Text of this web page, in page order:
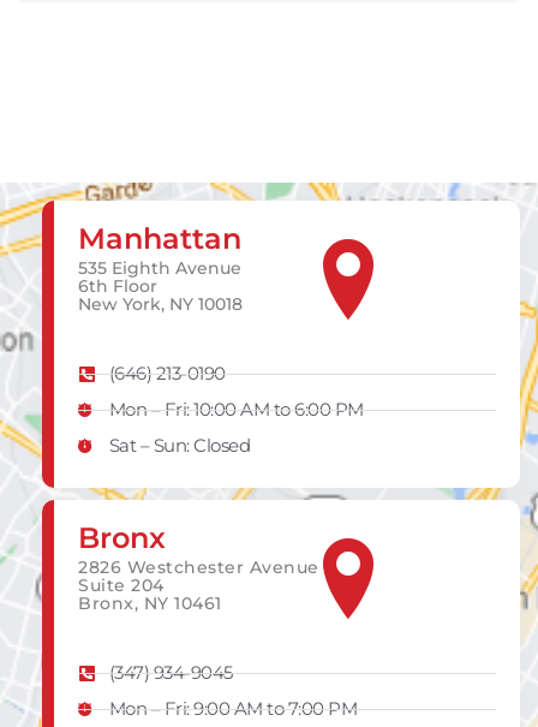
Manhattan
535 Eighth Avenue
6th Floor
New York, NY 10018
(646) 213-0190
Mon – Fri: 10:00 AM to 6:00 PM
Sat – Sun: Closed
Bronx
2826 Westchester Avenue
Suite 204
Bronx, NY 10461
(347) 934-9045
Mon – Fri: 9:00 AM to 7:00 PM